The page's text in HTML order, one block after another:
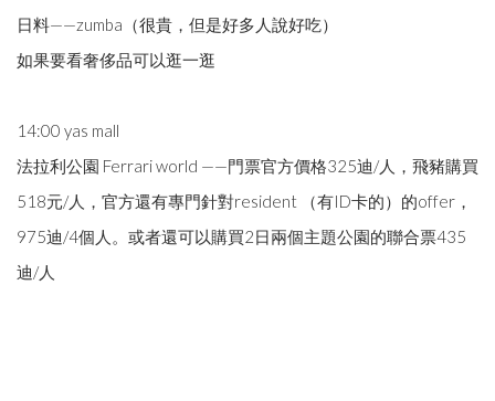
日料——zumba（很貴，但是好多人說好吃）
如果要看奢侈品可以逛一逛
14:00 yas mall
法拉利公園 Ferrari world ——門票官方價格325迪/人，飛豬購買
518元/人，官方還有專門針對resident （有ID卡的）的offer，
975迪/4個人。或者還可以購買2日兩個主題公園的聯合票435
迪/人